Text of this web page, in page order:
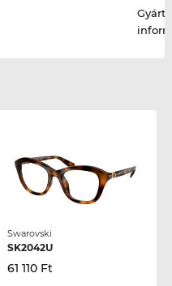
Swarovski
SK2042U
61 110 Ft